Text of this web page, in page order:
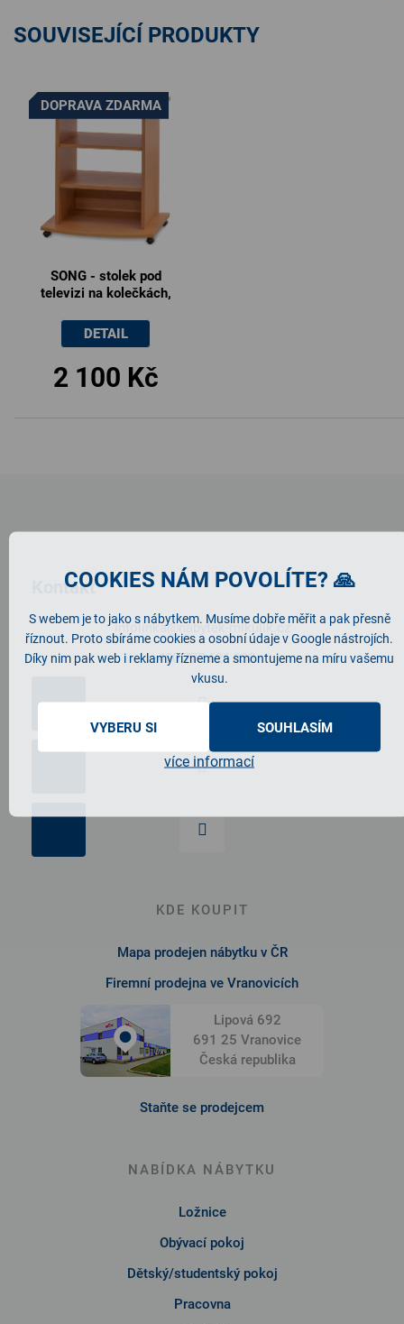
COOKIES NÁM POVOLÍTE? 🙏
S webem je to jako s nábytkem. Musíme dobře měřit a pak přesně
říznout. Proto sbíráme cookies a osobní údaje v Google nástrojích.
Díky nim pak web i reklamy řízneme a smontujeme na míru vašemu
vkusu.
VYBERU SI SOUHLASÍM
více informací
SOUVISEJÍCÍ PRODUKTY
DOPRAVA ZDARMA
SONG - stolek pod
televizi na kolečkách,
2 100 Kč
DETAIL
p
Kontakt
infolinka@nabytek-mikulik.cz
+420 777 626 838
KDE KOUPIT
Mapa prodejen nábytku v ČR
Firemní prodejna ve Vranovicích
Lipová 692
691 25 Vranovice
Česká republika
Staňte se prodejcem
NABÍDKA NÁBYTKU
Ložnice
Obývací pokoj
Dětský/studentský pokoj
Pracovna